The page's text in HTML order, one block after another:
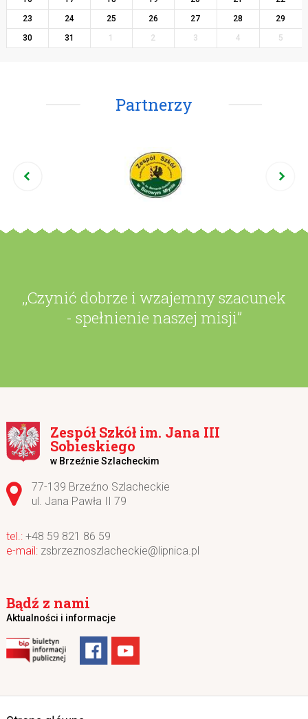
23
24 25 26 27 28
29
30
31 1 2 3 4 5
Partnerzy
,,Czynić dobrze i wzajemny szacunek
- spełnienie naszej misji”
Zespół Szkół im. Jana III
Sobieskiego
w Brzeźnie Szlacheckim
Adres pocztowy:
77-139 Brzeźno Szlacheckie
ul. Jana Pawła II 79
+48 59 821 86 59
zsbrzeznoszlacheckie@lipnica.pl
Bądź z nami
Aktualności i informacje